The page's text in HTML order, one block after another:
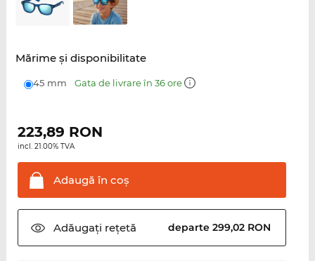
Mărime şi disponibilitate
45 mm Gata de livrare în 36 ore
223,89 RON
incl. 21.00% TVA
Adaugă în coş
Adăugați rețetă departe 299,02 RON